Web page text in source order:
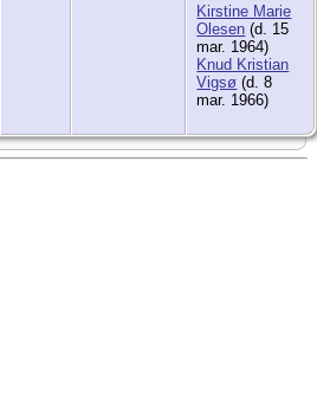
Kirstine Marie
Olesen (d. 15
mar. 1964)
Knud Kristian
Vigsø (d. 8
mar. 1966)